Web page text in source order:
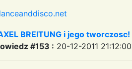
BREITUNG i jego
#153 : 20-12-2011